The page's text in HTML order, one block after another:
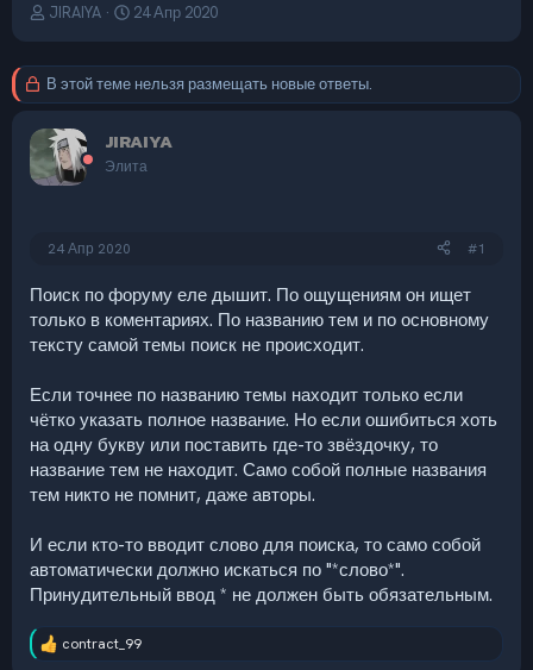
А
о
е
м
ы
JIRAIYA
Д
ч
а
24 Апр 2020
В этой теме нельзя размещать новые ответы.
JIRAIYA
Элита
24 Апр 2020 #1
Поиск по форуму еле дышит. По ощущениям он ищет
только в коментариях. По названию тем и по основному
тексту самой темы поиск не происходит.
Если точнее по названию темы находит только если
чётко указать полное название. Но если ошибиться хоть
на одну букву или поставить где-то звёздочку, то
название тем не находит. Само собой полные названия
тем никто не помнит, даже авторы.
И если кто-то вводит слово для поиска, то само собой
автоматически должно искаться по "*слово*".
Принудительный ввод * не должен быть обязательным.
Р
contract_99